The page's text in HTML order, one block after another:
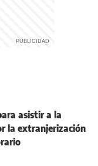
asistir a la
la extranjerización